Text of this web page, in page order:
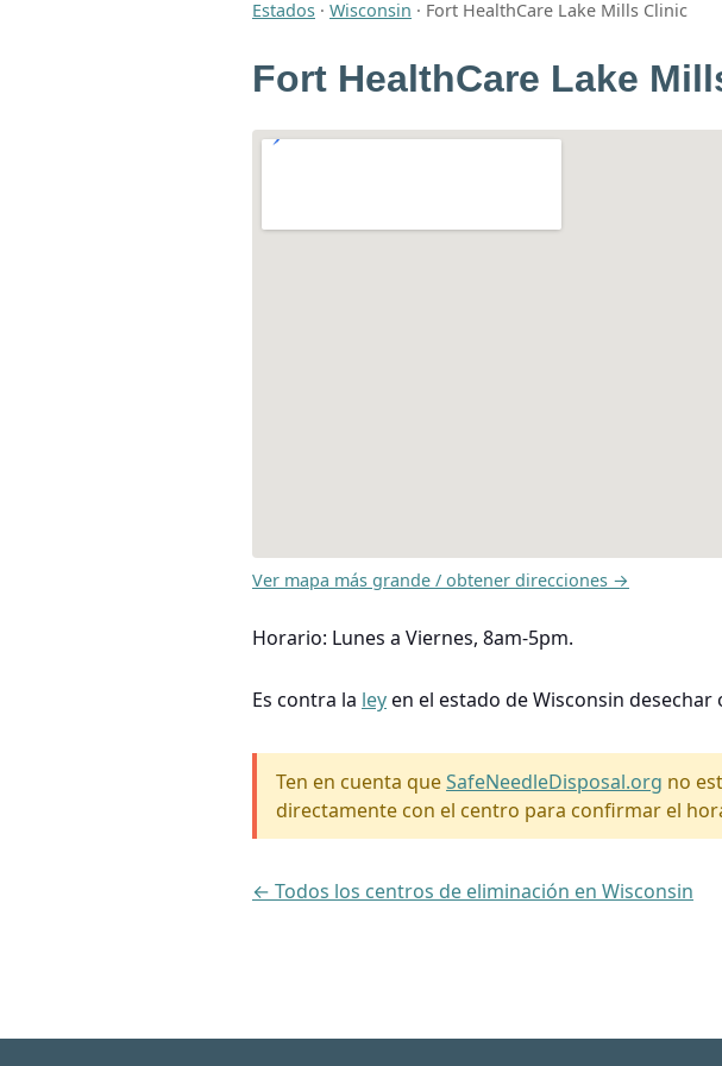
Estados · Wisconsin · Fort HealthCare Lake Mills Clinic
Fort HealthCare Lake
Ver mapa más grande / obtener direcciones →
Horario: Lunes a Viernes, 8am-5pm.
Es contra la leyen el estado de Wisconsin
Ten en cuenta queSafeNeedleDisposal.org no
directamente con el centro para confirmar el
← Todos los centros de eliminación en Wisconsin